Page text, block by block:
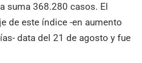
suma 368.280 casos. El
de este índice -en aumento
data del 21 de agosto y fue